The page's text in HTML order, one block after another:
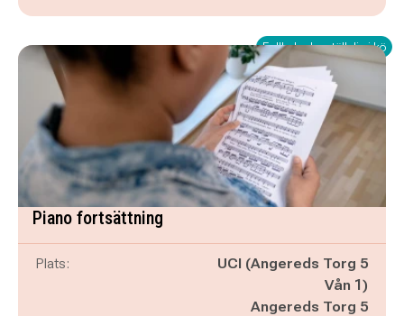
Fullbokad – ställ dig i kö
Piano fortsättning
Plats:
UCI (Angereds Torg 5
Vån 1)
Angereds Torg 5